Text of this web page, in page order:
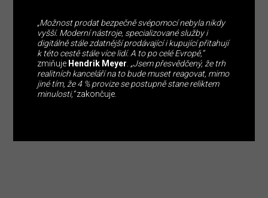
„Možnost prodat bezpečně svépomocí nebyla nikdy
vyšší. Moderní nástroje, specializované služby i
digitálně stále zdatnější prodávající i kupující přitahují
k této cestě stále více lidí. A to po celé Evropě,“
zmiňuje Hendrik Meyer „Jsem přesvědčený, že trh
realitních kanceláří na to bude muset reagovat, mimo
jiné tím, že 4 % provize se postupně stane reliktem
minulosti,“zakončuje.